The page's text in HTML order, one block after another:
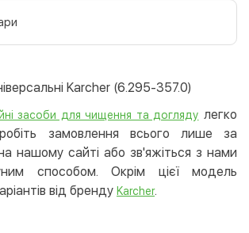
юр.особи
Безкоштовно
Karcher (6.295-357.0)
засоби для чищення та догляду легко
замовлення всього лише за
на нашому сайті або зв'яжіться з нами
способом. Окрім цієї модель
від бренду Karcher.